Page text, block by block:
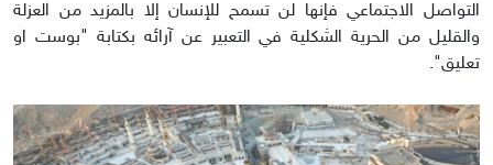
التواصل الاجتماعي فإنها لن تسمح للإنسان إلا بالمزيد من العزلة
والقليل من الحرية الشكلية في التعبير عن آرائه بكتابة "بوست او
تعليق".